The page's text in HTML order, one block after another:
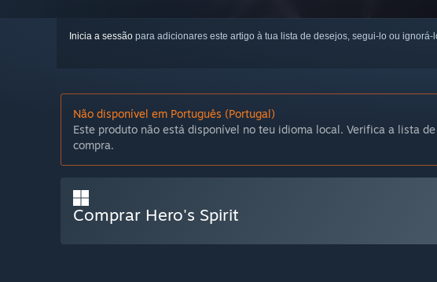
Inicia a sessão para adicionares este artigo à tua lista de desejos, segui-lo ou ignorá-
Não disponível em Português (Portugal)
Este produto não está disponível no teu idioma local. Verifica a lista
compra.
Comprar Hero's Spirit